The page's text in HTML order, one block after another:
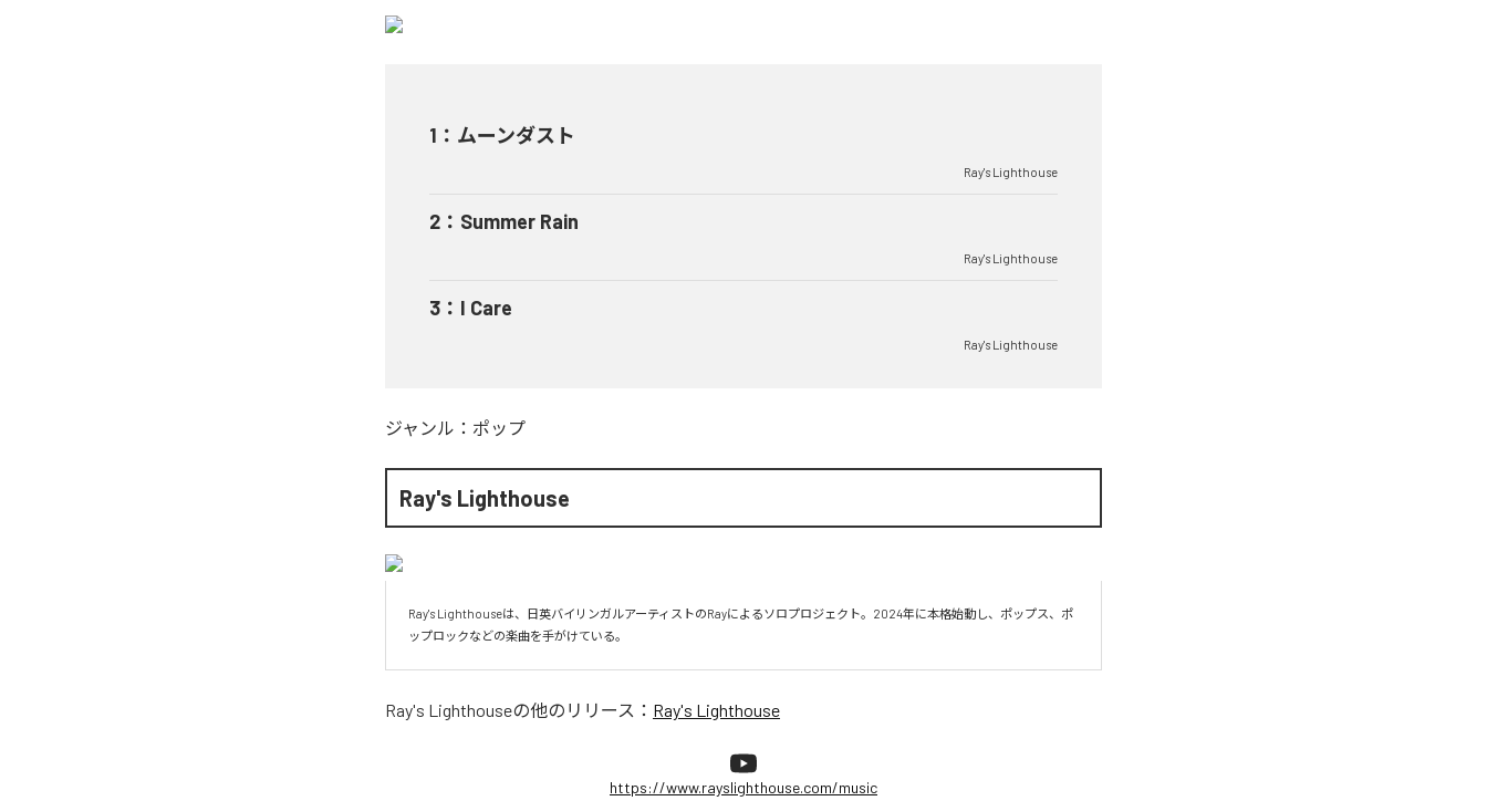
1 ： ムーンダスト
Ray's Lighthouse
2 ： Summer Rain
Ray's Lighthouse
3 ： I Care
Ray's Lighthouse
ジャンル： ポップ
Ray's Lighthouse
Ray's Lighthouseは、日英バイリンガルアーティストのRayによるソロプロジェクト。2024年に本格始動し、ポップス、ポ
ップロックなどの楽曲を手がけている。
Ray's Lighthouseの他のリリース： Ray's Lighthouse
https://www.rayslighthouse.com/music